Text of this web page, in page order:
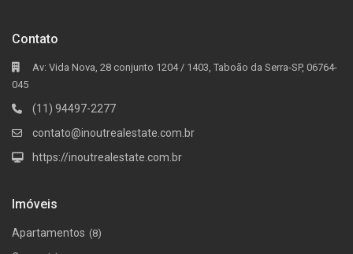
Contato
Av: Vida Nova, 28 conjunto 1204 / 1403, Taboão da Serra-SP, 06764-
045
(11) 94497-2277
contato@inoutrealestate.com.br
https://inoutrealestate.com.br
Imóveis
Apartamentos (8)